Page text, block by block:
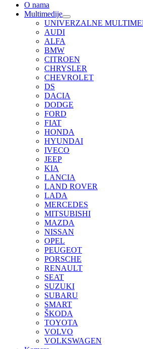
O nama
Multimedije
UNIVERZALNE
AUDI
ALFA
BMW
CITROEN
CHRYSLER
CHEVROLET
DS
DACIA
DODGE
FORD
FIAT
HONDA
HYUNDAI
IVECO
JEEP
KIA
LANCIA
LAND ROVER
LADA
MERCEDES
MITSUBISHI
MAZDA
NISSAN
OPEL
PEUGEOT
PORSCHE
RENAULT
SEAT
SUZUKI
SUBARU
SMART
ŠKODA
TOYOTA
VOLVO
VOLKSWAGEN